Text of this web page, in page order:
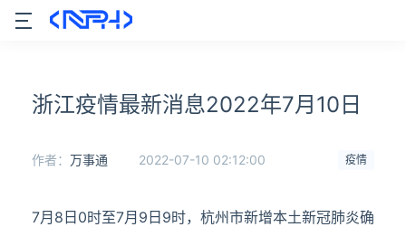
浙江疫情最新消息2022年7月10日
疫情
作者： 万事通 2022-07-10 02:12:00
7月8日0时至7月9日9时，杭州市新增本土新冠肺炎确